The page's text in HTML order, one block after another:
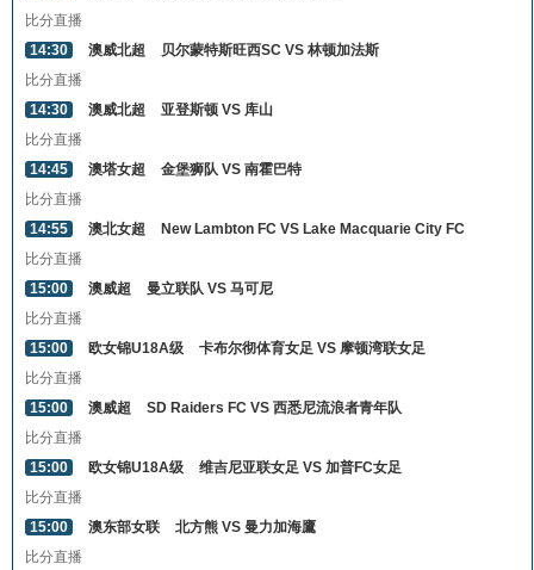
比分直播
14:30
澳威北超
贝尔蒙特斯旺西SC VS 林顿加法斯
比分直播
14:30
澳威北超
亚登斯顿 VS 库山
比分直播
14:45
澳塔女超
金堡狮队 VS 南霍巴特
比分直播
14:55
澳北女超
New Lambton FC VS Lake Macquarie City FC
比分直播
15:00
澳威超
曼立联队 VS 马可尼
比分直播
15:00
欧女锦U18A级
卡布尔彻体育女足 VS 摩顿湾联女足
比分直播
15:00
澳威超
SD Raiders FC VS 西悉尼流浪者青年队
比分直播
15:00
欧女锦U18A级
维吉尼亚联女足 VS 加普FC女足
比分直播
15:00
澳东部女联
北方熊 VS 曼力加海鷹
比分直播